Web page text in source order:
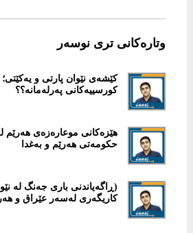
وتارەکانی تری نوسەر
كێشەی نێوان پارتی و یەکێتی؛
کورسییەکانی پەرلەمانە؟؟
هێزەکانی موعارەزەی هەرێم
حکومەتی هەرێم و بەغدا
(ڕاگەیاندنی باری جەنگ لە
کاریگەری لەسەر عێراق و